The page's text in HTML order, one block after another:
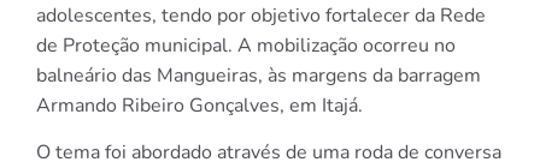
adolescentes, tendo por objetivo fortalecer da Rede
de Proteção municipal. A mobilização ocorreu no
balneário das Mangueiras, às margens da barragem
Armando Ribeiro Gonçalves, em Itajá.
O tema foi abordado através de uma roda de conversa